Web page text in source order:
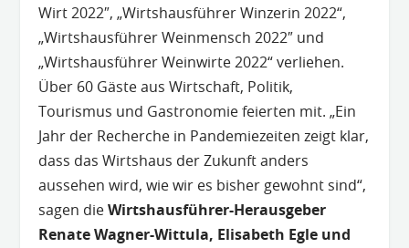
Wirt 2022″, „Wirtshausführer Winzerin 2022“,
„Wirtshausführer Weinmensch 2022″ und
„Wirtshausführer Weinwirte 2022“ verliehen.
Über 60 Gäste aus Wirtschaft, Politik,
Tourismus und Gastronomie feierten mit. „Ein
Jahr der Recherche in Pandemiezeiten zeigt klar,
dass das Wirtshaus der Zukunft anders
aussehen wird, wie wir es bisher gewohnt sind“,
sagen dieWirtshausführer-Herausgeber
Renate Wagner-Wittula, Elisabeth Egle und